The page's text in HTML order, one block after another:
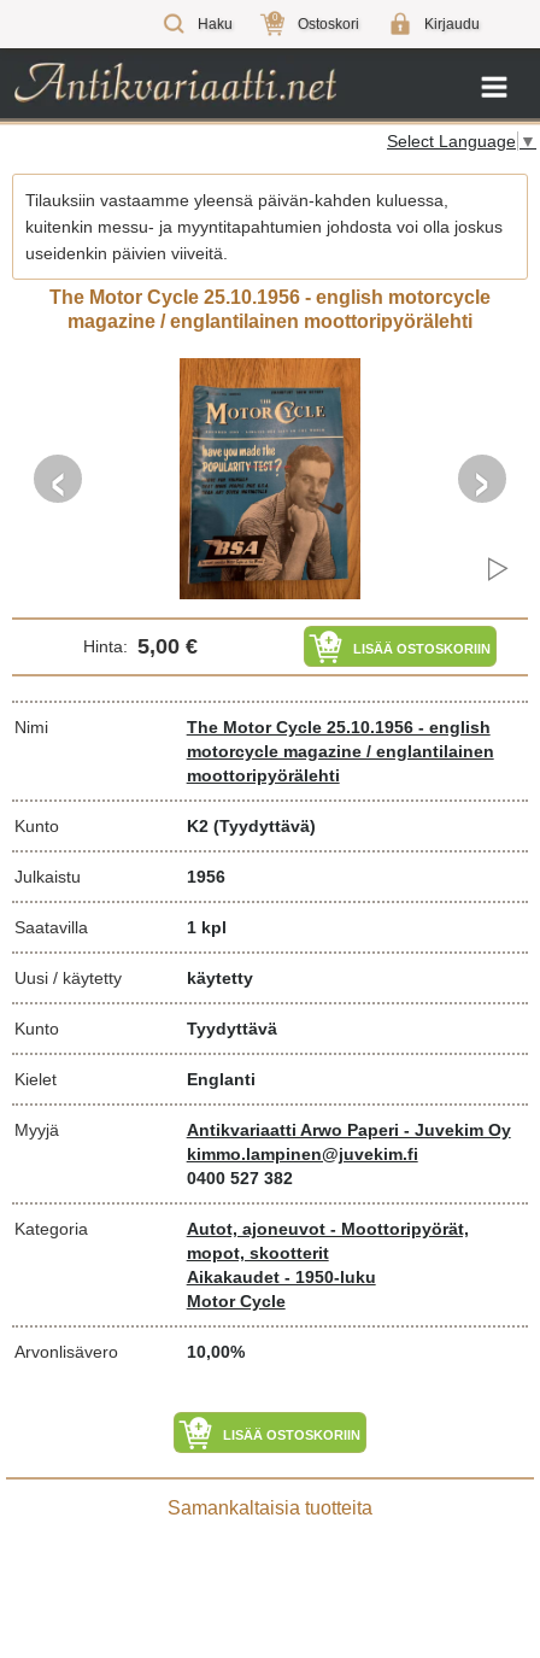
Haku 0 Ostoskori Kirjaudu
Select Language ▼
Tilauksiin vastaamme yleensä päivän-kahden kuluessa,
kuitenkin messu- ja myyntitapahtumien johdosta voi olla joskus
useidenkin päivien viiveitä.
The Motor Cycle 25.10.1956 - english motorcycle
magazine / englantilainen moottoripyörälehti
‹ ›
Hinta: 5,00 € LISÄÄ OSTOSKORIIN
Nimi
The Motor Cycle 25.10.1956 - english
motorcycle magazine / englantilainen
moottoripyörälehti
Kunto K2 (Tyydyttävä)
Julkaistu 1956
Saatavilla 1 kpl
Uusi / käytetty käytetty
Kunto Tyydyttävä
Kielet Englanti
Myyjä
Antikvariaatti Arwo Paperi - Juvekim Oy
kimmo.lampinen@juvekim.fi
0400 527 382
Kategoria
Autot, ajoneuvot - Moottoripyörät,
mopot, skootterit
Aikakaudet - 1950-luku
Motor Cycle
Arvonlisävero 10,00%
LISÄÄ OSTOSKORIIN
Samankaltaisia tuotteita